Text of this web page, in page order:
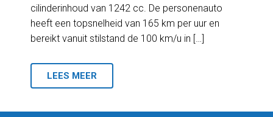
cilinderinhoud van 1242 cc. De personenauto
heeft een topsnelheid van 165 km per uur en
bereikt vanuit stilstand de 100 km/u in […]
LEES MEER